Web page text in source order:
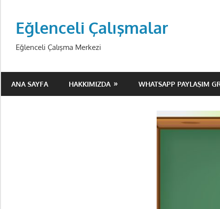
contentEğlenceli Çalışmalar
Eğlenceli Çalışma Merkezi
ANA SAYFA HAKKIMIZDA WHATSAPP PAYLAŞIM